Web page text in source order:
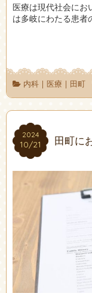
医療は現代社会にお
は多岐にわたる患
内科| 医療 | 田町
2024
10/21
2024
10/21 田町に